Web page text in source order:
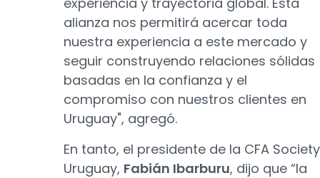
alianza nos permitirá acercar toda
nuestra experiencia a este mercado y
seguir construyendo relaciones sólidas
basadas en la confianza y el
compromiso con nuestros clientes en
Uruguay", agregó.
En tanto, el presidente de la CFA Society
Uruguay, Fabián Ibarburu, dijo que “la